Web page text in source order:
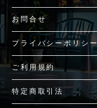
お問合せ
プライバシーポリシー
ご利用規約
特定商取引法